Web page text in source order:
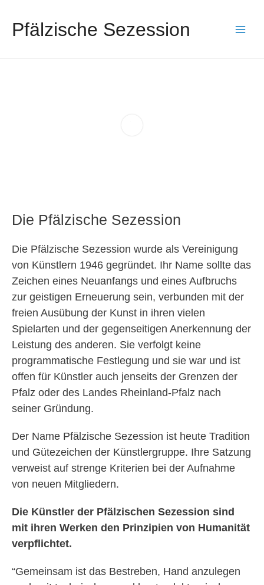
Pfälzische Sezession
Die Pfälzische Sezession
Die Pfälzische Sezession wurde als Vereinigung
von Künstlern 1946 gegründet. Ihr Name sollte das
Zeichen eines Neuanfangs und eines Aufbruchs
zur geistigen Erneuerung sein, verbunden mit der
freien Ausübung der Kunst in ihren vielen
Spielarten und der gegenseitigen Anerkennung der
Leistung des anderen. Sie verfolgt keine
programmatische Festlegung und sie war und ist
offen für Künstler auch jenseits der Grenzen der
Pfalz oder des Landes Rheinland-Pfalz nach
seiner Gründung.
Der Name Pfälzische Sezession ist heute Tradition
und Gütezeichen der Künstlergruppe. Ihre Satzung
verweist auf strenge Kriterien bei der Aufnahme
von neuen Mitgliedern.
Die Künstler der Pfälzischen Sezession sind
mit ihren Werken den Prinzipien von Humanität
verpflichtet.
“Gemeinsam ist das Bestreben, Hand anzulegen